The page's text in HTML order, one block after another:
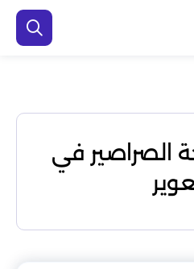
الصراصير في